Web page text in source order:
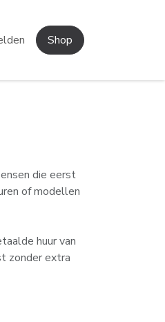
Shop
die eerst
of modellen
huur van
zonder extra